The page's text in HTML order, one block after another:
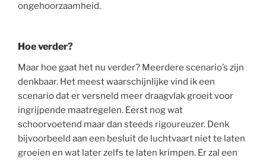
ongehoorzaamheid.
Hoe verder?
Maar hoe gaat het nu verder? Meerdere scenario’s zijn
denkbaar. Het meest waarschijnlijke vind ik een
scenario dat er versneld meer draagvlak groeit voor
ingrijpende maatregelen. Eerst nog wat
schoorvoetend maar dan steeds rigoureuzer. Denk
bijvoorbeeld aan een besluit de luchtvaart niet te laten
groeien en wat later zelfs te laten krimpen. Er zal een